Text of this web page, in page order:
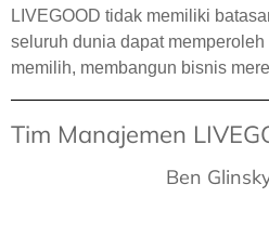
LIVEGOOD tidak memiliki
seluruh dunia dapat
memilih, membangun bisnis
Tim Manajemen
Ben